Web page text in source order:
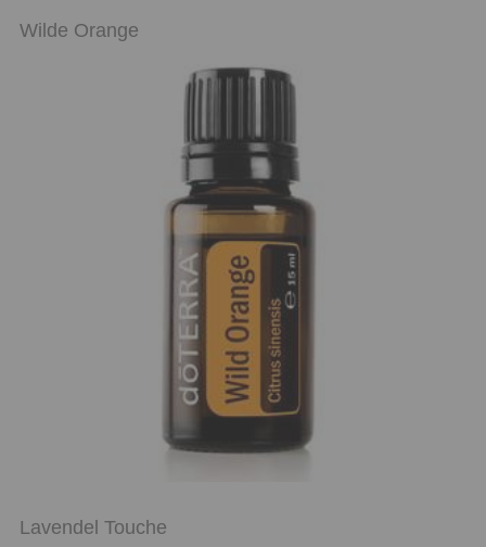
Wilde Orange
Lavendel Touche